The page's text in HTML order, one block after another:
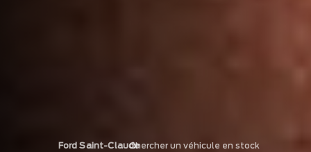
Ford Saint-Claude
›
Chercher un véhicule en stock